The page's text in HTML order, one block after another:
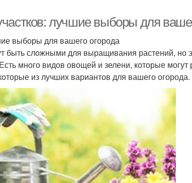
лучшие выборы для
выборы для вашего огорода
быть сложными для выращивания растений, но
много видов овощей и зелени, которые могут
из лучших вариантов для вашего огорода.